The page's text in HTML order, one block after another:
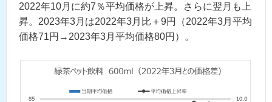
2022年10月に約7％平均価格が上昇。さらに翌月も上
昇。2023年3月は2022年3月比＋9円（2022年3月平均
価格71円→2023年3月平均価格80円）。